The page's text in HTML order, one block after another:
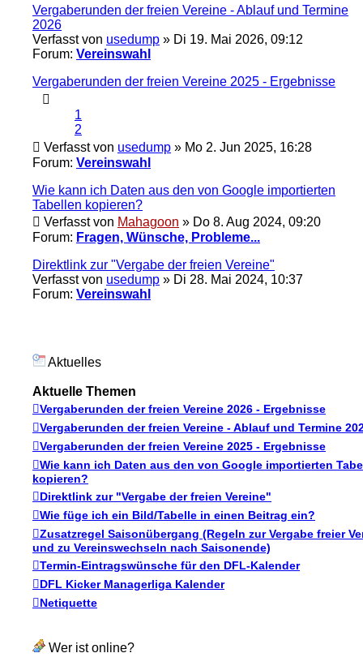
Vergaberunden der freien Vereine - Ablauf und Termine
2026
Verfasst von usedump » Di 19. Mai 2026, 09:12
Forum: Vereinswahl
Vergaberunden der freien Vereine 2025 - Ergebnisse
1
2
Verfasst von usedump » Mo 2. Jun 2025, 16:28
Forum: Vereinswahl
Wie kann ich Daten aus den von Google importierten
Tabellen kopieren?
Verfasst von Mahagoon » Do 8. Aug 2024, 09:20
Forum: Fragen, Wünsche, Probleme...
Direktlink zur "Vergabe der freien Vereine"
Verfasst von usedump » Di 28. Mai 2024, 10:37
Forum: Vereinswahl
Aktuelles
Aktuelle Themen
Vergaberunden der freien Vereine 2026 - Ergebnisse
Vergaberunden der freien Vereine - Ablauf und Termine
Vergaberunden der freien Vereine 2025 - Ergebnisse
Wie kann ich Daten aus den von Google importierten
kopieren?
Direktlink zur "Vergabe der freien Vereine"
Wie füge ich ein Bild/Tabelle in einen Beitrag ein?
Zusatzregel Saisonübergang (Regeln zur Vergabe freier
und zu Vereinswechseln nach Saisonende)
Termin-Eintragswünsche für den DFL-Kalender
DFL Kicker Managerliga Kalender
Netiquette
Wer ist online?